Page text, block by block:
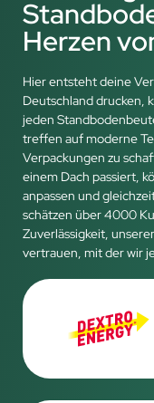
Herzen
Hier entsteht deine
Deutschland drucken,
jeden
treffen auf moderne
Verpackungen zu
einem Dach passiert,
anpassen und
schätzen über 4000
Zuverlässigkeit,
vertrauen, mit der wir